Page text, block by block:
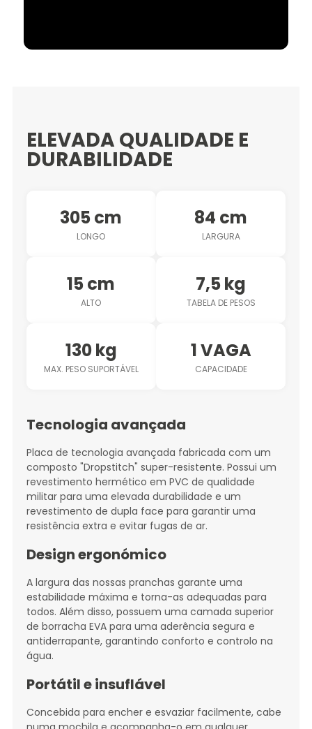
ELEVADA QUALIDADE E
DURABILIDADE
305 cm
LONGO
84 cm
LARGURA
15 cm
ALTO
7,5 kg
TABELA DE PESOS
130 kg
MAX. PESO SUPORTÁVEL
1 VAGA
CAPACIDADE
Tecnologia avançada
Placa de tecnologia avançada fabricada com um
composto "Dropstitch" super-resistente. Possui um
revestimento hermético em PVC de qualidade
militar para uma elevada durabilidade e um
revestimento de dupla face para garantir uma
resistência extra e evitar fugas de ar.
Design ergonómico
A largura das nossas pranchas garante uma
estabilidade máxima e torna-as adequadas para
todos. Além disso, possuem uma camada superior
de borracha EVA para uma aderência segura e
antiderrapante, garantindo conforto e controlo na
água.
Portátil e insuflável
Concebida para encher e esvaziar facilmente, cabe